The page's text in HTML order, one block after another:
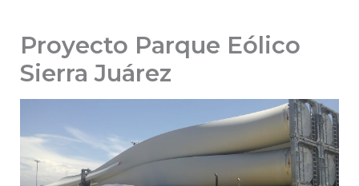
Proyecto Parque Eólico
Sierra Juárez